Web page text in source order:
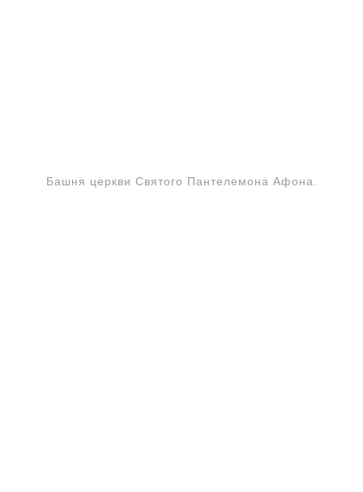
Башня церкви Святого Пантелемона Афона.